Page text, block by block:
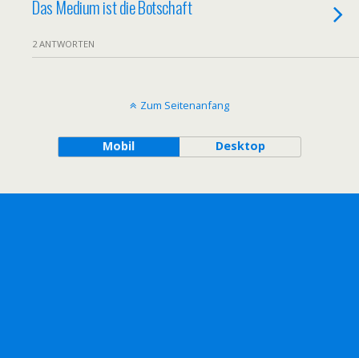
Das Medium ist die Botschaft
2 ANTWORTEN
Zum Seitenanfang
Mobil Desktop